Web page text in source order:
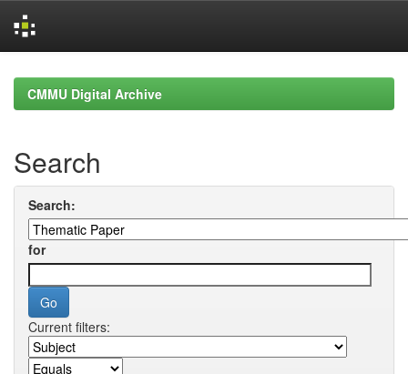
navigationCMMU Digital Archive
Search
Search:
for
Current filters: